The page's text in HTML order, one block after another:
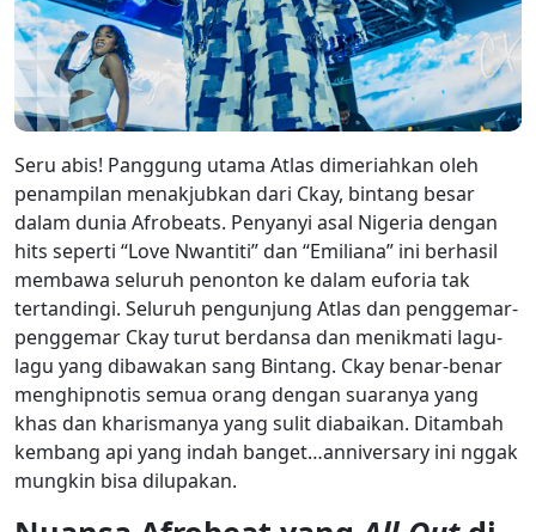
Seru abis! Panggung utama Atlas dimeriahkan oleh
penampilan menakjubkan dari Ckay, bintang besar
dalam dunia Afrobeats. Penyanyi asal Nigeria dengan
hits seperti “Love Nwantiti” dan “Emiliana” ini berhasil
membawa seluruh penonton ke dalam euforia tak
tertandingi. Seluruh pengunjung Atlas dan penggemar-
penggemar Ckay turut berdansa dan menikmati lagu-
lagu yang dibawakan sang Bintang. Ckay benar-benar
menghipnotis semua orang dengan suaranya yang
khas dan kharismanya yang sulit diabaikan. Ditambah
kembang api yang indah banget…anniversary ini nggak
mungkin bisa dilupakan.